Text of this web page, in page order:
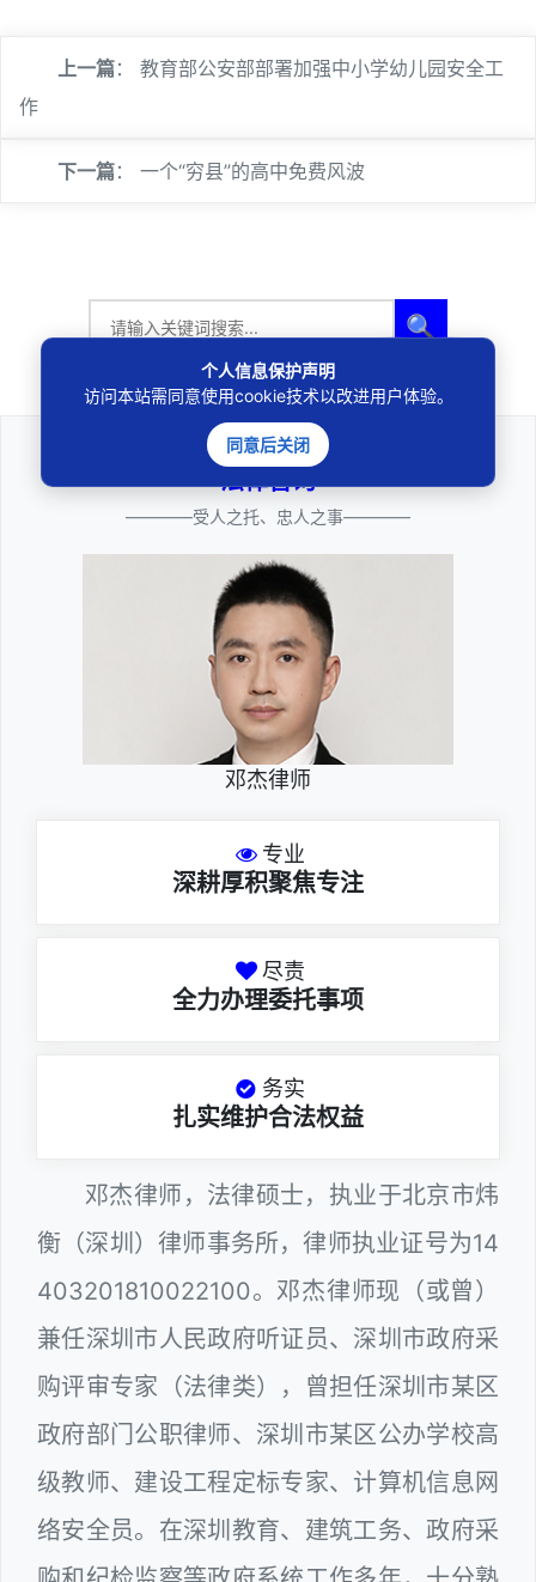
上一篇： 教育部公安部部署加强中小学幼儿园安全工
作
下一篇： 一个“穷县”的高中免费风波
🔍
法律咨询
————受人之托、忠人之事————
邓杰律师
专业
深耕厚积聚焦专注
尽责
全力办理委托事项
务实
扎实维护合法权益
邓杰律师，法律硕士，执业于北京市炜
衡（深圳）律师事务所，律师执业证号为14
403201810022100。邓杰律师现（或曾）
兼任深圳市人民政府听证员、深圳市政府采
购评审专家（法律类），曾担任深圳市某区
政府部门公职律师、深圳市某区公办学校高
级教师、建设工程定标专家、计算机信息网
络安全员。在深圳教育、建筑工务、政府采
个人信息保护声明
访问本站需同意使用cookie技术以改进用户体验。
同意后关闭